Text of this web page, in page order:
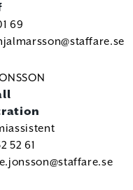
69
52 61